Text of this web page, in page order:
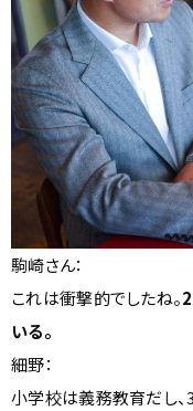
駒崎さん：
これは衝撃的でしたね。
いる。
細野：
小学校は義務教育だし、